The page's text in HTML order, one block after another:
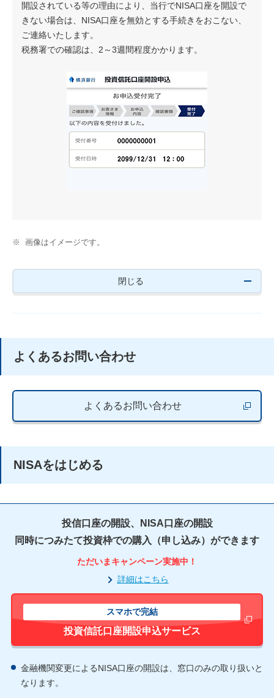
開設されている等の理由により、当行でNISA口座を開設で
きない場合は、NISA口座を無効とする手続きをおこない、
ご連絡いたします。
税務署での確認は、2～3週間程度かかります。
※ 画像はイメージです。
閉じる
よくあるお問い合わせ
よくあるお問い合わせ 新しいウ
NISAをはじめる
投信口座の開設、NISA口座の開設
同時につみたて投資枠での購入（申し込み）ができます
ただいまキャンペーン実施中！
詳細はこちら
スマホで完結
投資信託口座開設申込サービス
新しいウ
金融機関変更によるNISA口座の開設は、窓口のみの取り扱いと
なります。
ペ